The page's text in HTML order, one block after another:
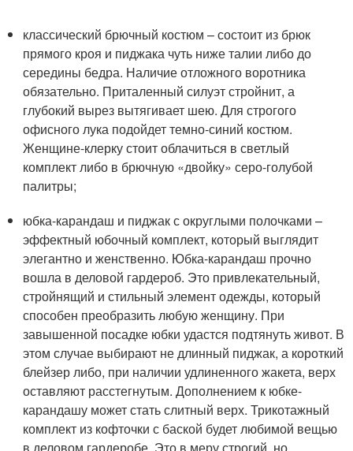
классический брючный костюм – состоит из брюк
прямого кроя и пиджака чуть ниже талии либо до
середины бедра. Наличие отложного воротника
обязательно. Приталенный силуэт стройнит, а
глубокий вырез вытягивает шею. Для строгого
офисного лука подойдет темно-синий костюм.
Женщине-клерку стоит облачиться в светлый
комплект либо в брючную «двойку» серо-голубой
палитры;
юбка-карандаш и пиджак с округлыми полочками –
эффектный юбочный комплект, который выглядит
элегантно и женственно. Юбка-карандаш прочно
вошла в деловой гардероб. Это привлекательный,
стройнящий и стильный элемент одежды, который
способен преобразить любую женщину. При
завышенной посадке юбки удастся подтянуть живот. В
этом случае выбирают не длинный пиджак, а короткий
блейзер либо, при наличии удлиненного жакета, верх
оставляют расстегнутым. Дополнением к юбке-
карандашу может стать слитный верх. Трикотажный
комплект из кофточки с баской будет любимой вещью
в деловом гардеробе. Это в меру строгий, но